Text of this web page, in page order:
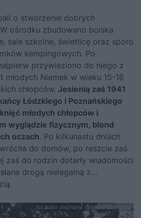
o stworzenie dobrych
ośrodku zbudowano boiska
sale szkolne, świetlicę oraz sporo
kempingowych. Po
przywieziono do niego z
młodych Niemek w wieku 15-18
chłopców. Jesienią zaś 1941
Łódzkiego i Poznańskiego
młodych chłopców i
wyglądzie fizycznym, blond
oczach. Po kilkunastu dniach
do domów, po reszcie zaś
zaś do rodzin dotarły wiadomości
drogą nielegalną z…
fot.autor nieznany/ domena publiczna